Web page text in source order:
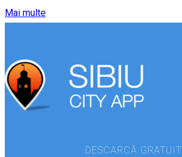
Mai multe
DESCARCĂ GRATUIT